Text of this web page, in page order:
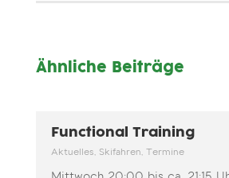
Ähnliche Beiträge
Functional Training
Aktuelles, Skifahren, Termine